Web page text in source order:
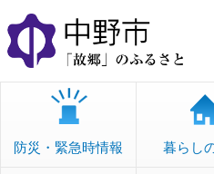
本
文
へ
移
防災・緊急時情報 暮らし